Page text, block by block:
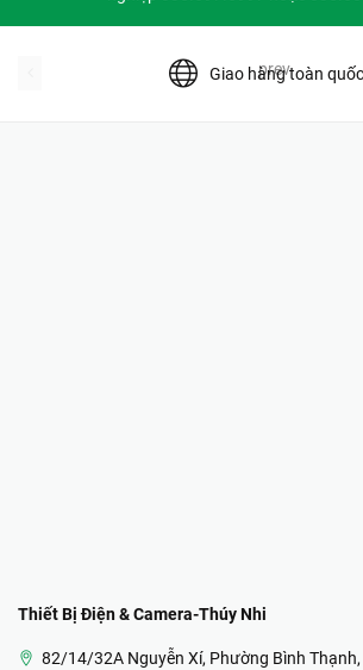
Giao hàng toàn quốc
prev
Thiết Bị Điện & Camera-Thúy Nhi
82/14/32A Nguyễn Xí, Phường Bình Thạnh,